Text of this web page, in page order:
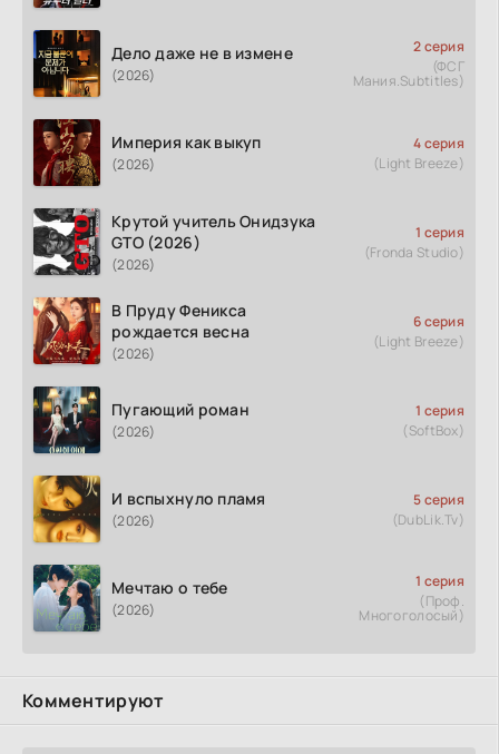
Дело даже не в измене
(2026)
2 серия
(ФСГ
Мания.Subtitles)
Империя как выкуп
(2026)
4 серия
(Light Breeze)
Крутой учитель Онидзука
GTO (2026)
(2026)
1 серия
(Fronda Studio)
В Пруду Феникса
рождается весна
(2026)
6 серия
(Light Breeze)
Пугающий роман
(2026)
1 серия
(SoftBox)
И вспыхнуло пламя
(2026)
5 серия
(DubLik.Tv)
Мечтаю о тебе
(2026)
1 серия
(Проф.
Многоголосый)
Комментируют